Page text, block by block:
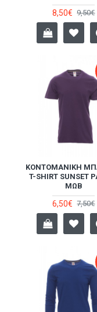
8,50€ 9,50€
ΚΟΝΤΟΜΆΝΙΚΗ
T-SHIRT SUNSET
ΜΩΒ
6,50€ 7,50€